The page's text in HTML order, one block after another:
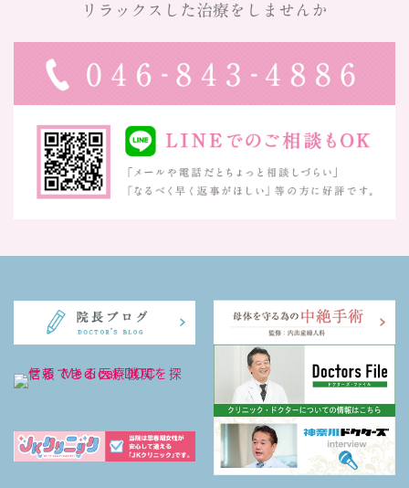
リラックスした治療をしませんか